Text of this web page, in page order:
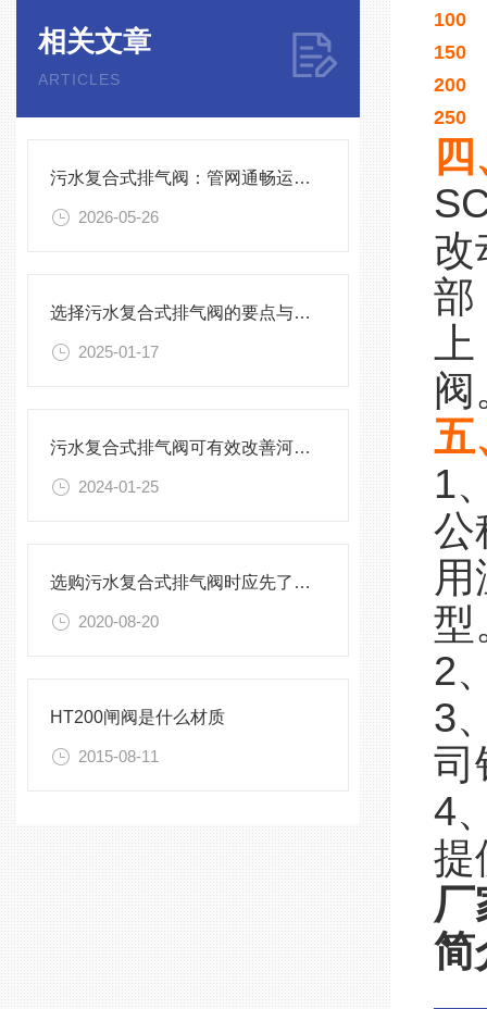
相关文章
ARTICLES
污水复合式排气阀：管网通畅运行的关键稳压排气设备
2026-05-26
选择污水复合式排气阀的要点与建议
2025-01-17
污水复合式排气阀可有效改善河道水质
2024-01-25
选购污水复合式排气阀时应先了解这些要点！
2020-08-20
HT200闸阀是什么材质
2015-08-11
100
150
200
250
改
部
阀
五
1
公
型
2
3
司
4
提
厂
简